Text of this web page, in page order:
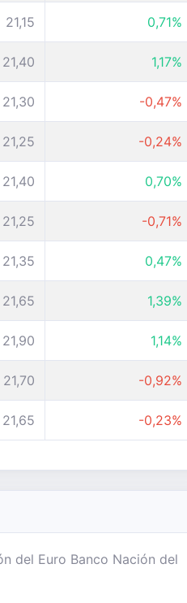
21,15 0,71%
21,40 1,17%
21,30 -0,47%
21,25 -0,24%
21,40 0,70%
21,25 -0,71%
21,35 0,47%
21,65 1,39%
21,90 1,14%
21,70 -0,92%
21,65 -0,23%
del Euro Banco Nación del